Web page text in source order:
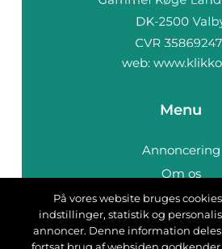
web:
Menu
Annoncering
Om os
Cookies
Kontakt os
Sitemap
På vores website bruges
indstillinger, statistik og
annoncer. Denne information